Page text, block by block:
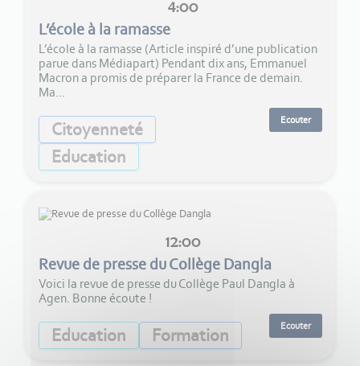
4:00
L’école à la ramasse
L’école à la ramasse (Article inspiré d’une publication
parue dans Médiapart) Pendant dix ans, Emmanuel
Macron a promis de préparer la France de demain.
Ma...
Citoyenneté
Education
Ecouter
12:00
Revue de presse du Collège Dangla
Voici la revue de presse du Collège Paul Dangla à
Agen. Bonne écoute !
Education Formation Ecouter